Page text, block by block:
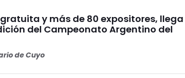
y más de 80 expositores, llega
del Campeonato Argentino del
de Cuyo